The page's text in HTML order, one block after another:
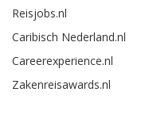
Reisjobs.nl
Caribisch Nederland.nl
Careerexperience.nl
Zakenreisawards.nl